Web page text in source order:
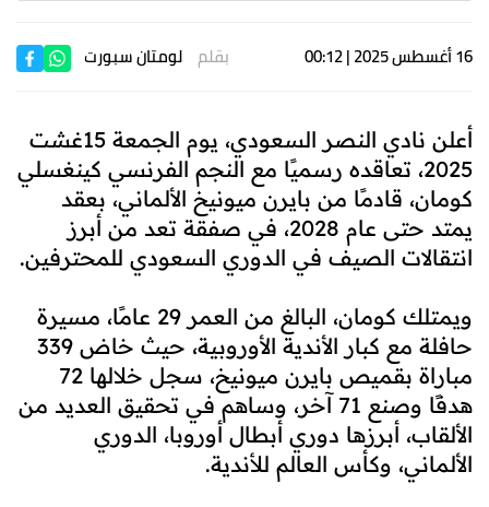
16 أغسطس 2025 | 00:12 بقلم لومتان سبورت
أعلن نادي النصر السعودي، يوم الجمعة 15غشت
2025، تعاقده رسميًا مع النجم الفرنسي كينغسلي
كومان، قادمًا من بايرن ميونيخ الألماني، بعقد
يمتد حتى عام 2028، في صفقة تعد من أبرز
انتقالات الصيف في الدوري السعودي للمحترفين.
ويمتلك كومان، البالغ من العمر 29 عامًا، مسيرة
حافلة مع كبار الأندية الأوروبية، حيث خاض 339
مباراة بقميص بايرن ميونيخ، سجل خلالها 72
هدفًا وصنع 71 آخر، وساهم في تحقيق العديد من
الألقاب، أبرزها دوري أبطال أوروبا، الدوري
الألماني، وكأس العالم للأندية.